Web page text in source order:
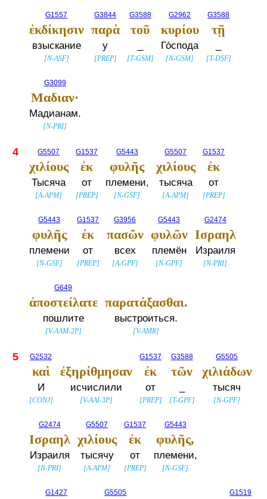
G1557
ἐκδίκησιν
взыскание
[N-ASF]
G3844
παρὰ
у
[PREP]
G3588
τοῦ
[T-GSM]
G2962
κυρίου
Го́спода
[N-GSM]
G3588
τῇ
[T-DSF]
G3099
Μαδιαν·
Мадианам.
[N-PRI]
4 G5507
χιλίους
Тысяча
[A-APM]
G1537
ἐκ
от
[PREP]
G5443
φυλῆς
племени,
[N-GSF]
G5507
χιλίους
тысяча
[A-APM]
G1537
ἐκ
от
[PREP]
G5443
φυλῆς
племени
[N-GSF]
G1537
ἐκ
от
[PREP]
G3956
πασῶν
всех
[A-GPF]
G5443
φυλῶν
племён
[N-GPF]
G2474
Ισραηλ
Израиля
[N-PRI]
G649
ἀποστείλατε
пошлите
[V-AAM-2P]
παρατάξασθαι.
выстроиться.
[V-AMR]
5 G2532
καὶ
И
[CONJ]
ἐξηρίθμησαν
исчислили
[V-AAI-3P]
G1537
ἐκ
от
[PREP]
G3588
τῶν
[T-GPF]
G5505
χιλιάδων
тысяч
[N-GPF]
G2474
Ισραηλ
Израиля
[N-PRI]
G5507
χιλίους
тысячу
[A-APM]
G1537
ἐκ
от
[PREP]
G5443
φυλῆς,
племени,
[N-GSF]
G1427 G5505 G1519